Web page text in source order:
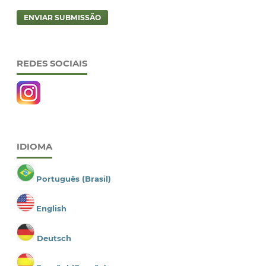
ENVIAR SUBMISSÃO
REDES SOCIAIS
IDIOMA
Português (Brasil)
English
Deutsch